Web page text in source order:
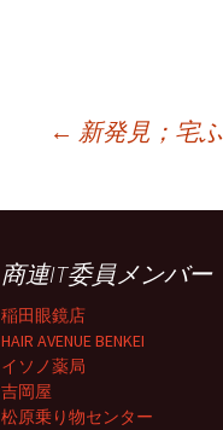
← 新発見；宅
商連IT委員メンバー
稲田眼鏡店
HAIR AVENUE BENKEI
イソノ薬局
吉岡屋
松原乗り物センター